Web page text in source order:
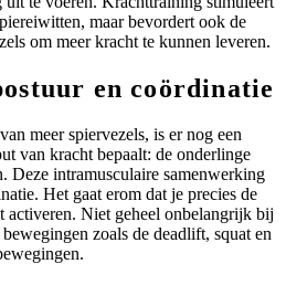
maar bevordert ook de
om meer kracht te kunnen leveren.
en coördinatie
meer spiervezels, is er nog een
van kracht bepaalt: de onderlinge
Deze intramusculaire samenwerking
Het gaat erom dat je precies de
Niet geheel onbelangrijk bij
zoals de deadlift, squat en